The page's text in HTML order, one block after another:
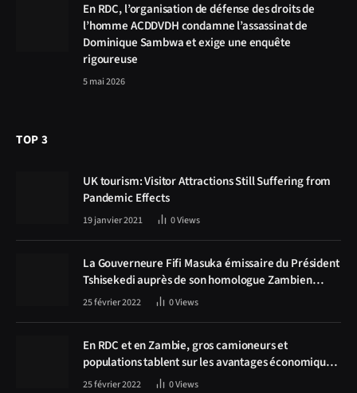
En RDC, l’organisation de défense des droits de
l’homme ACDDVDH condamne l’assassinat de
Dominique Sambwa et exige une enquête
rigoureuse
5 mai 2026
TOP 3
UK tourism: Visitor Attractions Still Suffering from
Pandemic Effects
19 janvier 2021 0Views
La Gouverneure Fifi Masuka émissaire du Président
Tshisekedi auprès de son homologue Zambien
Hichilema, la construction de la route Kolwezi -
25 février 2022 0Views
En RDC et en Zambie, gros camioneurs et
populations tablent sur les avantages économiques
de la route Kolwezi-Solwezi
25 février 2022 0Views